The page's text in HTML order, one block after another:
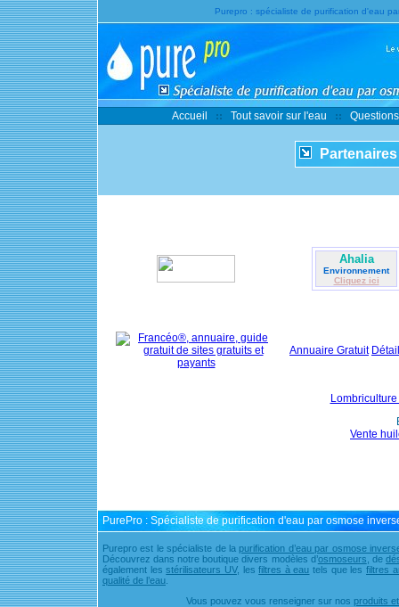
Purepro : spécialiste de purification d'eau
Accueil Tout savoir sur l'eau
Partenaires
Ahalia
Environnement
Cliquez ici
Annuaire Gratuit
Vente
PurePro : Spécialiste de purification d'eau par osmose
Purepro est le spécialiste de la purification d’eau par osmose
Découvrez dans notre boutique divers modèles d’osmoseurs , de
également lesstérilisateurs UV, lesfiltres à eau tels que lesfiltres
qualité de l’eau
Vous pouvez vous renseigner sur nos produits